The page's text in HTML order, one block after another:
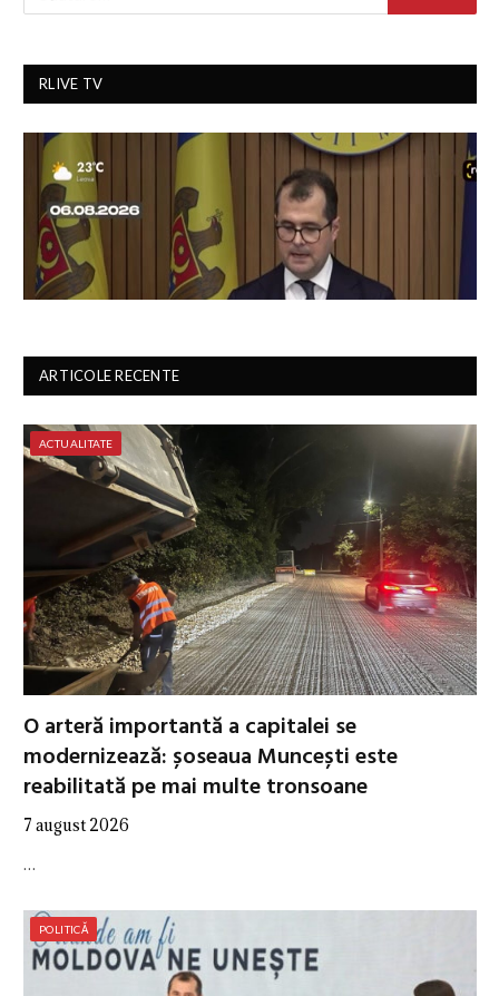
RLIVE TV
ARTICOLE RECENTE
ACTUALITATE
O arteră importantă a capitalei se
modernizează: șoseaua Muncești este
reabilitată pe mai multe tronsoane
7 august 2026
…
POLITICĂ